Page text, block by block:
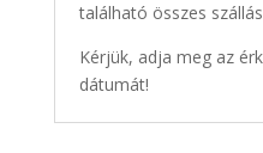
található összes
Kérjük, adja meg az
dátumát!